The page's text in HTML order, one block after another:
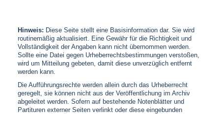
Hinweis: Diese Seite stellt eine Basisinformation dar. Sie wird
routinemäßig aktualisiert. Eine Gewähr für die Richtigkeit und
Vollständigkeit der Angaben kann nicht übernommen werden.
Sollte eine Datei gegen Urheberrechtsbestimmungen verstoßen,
wird um Mitteilung gebeten, damit diese unverzüglich entfernt
werden kann.
Die Aufführungsrechte werden allein durch das Urheberrecht
geregelt, sie können nicht aus der Veröffentlichung im Archiv
abgeleitet werden. Sofern auf bestehende Notenblätter und
Partituren externer Seiten verlinkt oder diese eingebunden